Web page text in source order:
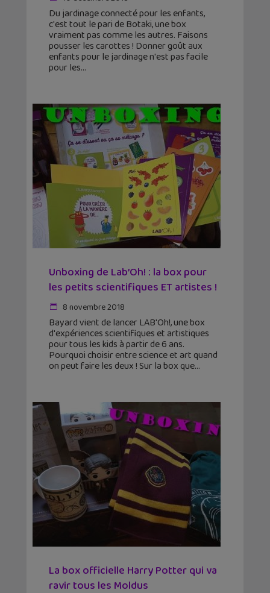
Du jardinage connecté pour les enfants,
c'est tout le pari de Botaki, une box
vraiment pas comme les autres. Faisons
pousser les carottes ! Donner goût aux
enfants pour le jardinage n'est pas facile
pour les
Unboxing de Lab’Oh! : la box pour
les petits scientifiques ET artistes !
8 novembre 2018
Bayard vient de lancer LAB'Oh!, une box
d'expériences scientifiques et artistiques
pour tous les kids à partir de 6 ans.
Pourquoi choisir entre science et art quand
on peut faire les deux ! Sur la box que
La box officielle Harry Potter qui va
ravir tous les Moldus